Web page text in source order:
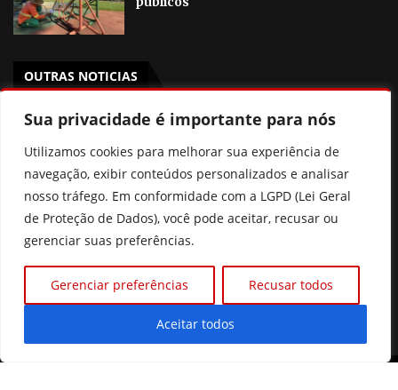
Sua privacidade é importante para nós
Utilizamos cookies para melhorar sua experiência de
navegação, exibir conteúdos personalizados e analisar
nosso tráfego. Em conformidade com a LGPD (Lei Geral
de Proteção de Dados), você pode aceitar, recusar ou
gerenciar suas preferências.
Gerenciar preferências Recusar todos
Aceitar todos
OUTRAS NOTICIAS
Morre Jorge Messi, pai de Lionel Messi
Smoke Experience traz a experiência da combinação
entre o Champagne Piper-Heidsieck Cuvée Brut e o
lançamento Don Emmanuel Sun & Moon
Smoke Experience traz a Goiânia o Sun & Moon, edição
limitada lançada em New Orleans
Histórico familiar de doenças cardíacas pode indicar
risco para crianças e adolescentes